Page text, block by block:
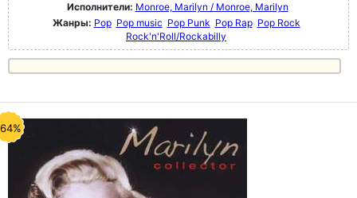
Исполнители: Monroe, Marilyn / Monroe, Marilyn
Жанры: Pop Pop music Pop Punk Pop Rap Pop Rock
Rock'n'Roll/Rockabilly